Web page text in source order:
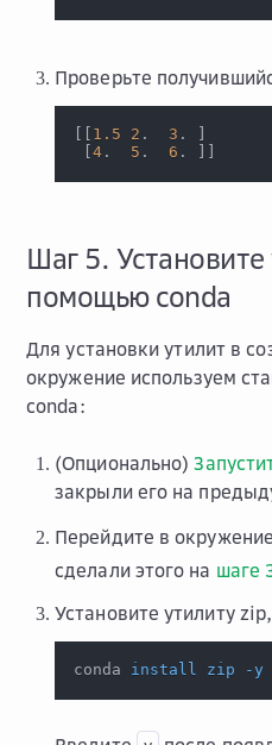
Проверьте
[ [ 1.5 2 . 3 .
]
[4 . 5 . 6 . ] ]
Шаг 5. Установите
помощью conda
Для установки утилит в
окружение используем
conda:
(Опционально)
закрыли его на
Перейдите в окружение
сделали этого на шаге
Установите утилиту
conda install zip -y